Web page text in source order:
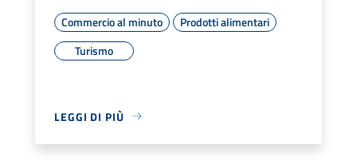
Commercio al minuto
Prodotti alimentari
Turismo
LEGGI DI PIÙ